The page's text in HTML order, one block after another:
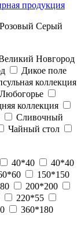
продукция
Розовый Серый
Новгород
Дикое поле
коллекция
Любогорье
коллекция
Сливочный
Чайный стол
40*40
40*40
150*150
200*200
220*55
360*180